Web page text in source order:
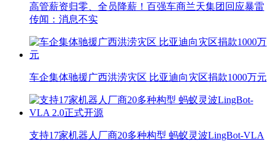
高管薪资归零、全员降薪！百强车商兰天集团回应暴雷
传闻：消息不实
车企集体驰援广西洪涝灾区 比亚迪向灾区捐款1000万元
支持17家机器人厂商20多种构型 蚂蚁灵波LingBot-VLA